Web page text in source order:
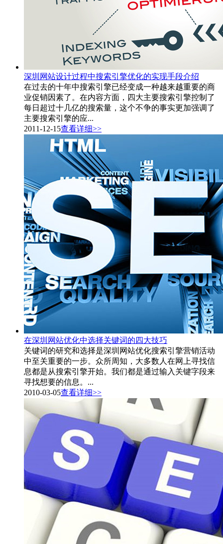
深圳网站设计过程中搜索引擎优化的实现手段介绍
在过去的十年中搜索引擎已经变成一种越来越重要的商
业促销因素了。在内容方面，四大主要搜索引擎控制了
每日超过十几亿的搜索量，这个不争的事实更加强调了
主要搜索引擎的应...
2011-12-15查看详细>>
在深圳网站优化中选择关键词的四大技巧
关键词的研究和选择是深圳网站优化搜索引擎营销活动
中至关重要的一步。众所周知，大多数人在网上寻找信
息都是从搜索引擎开始。我们都是通过输入关键字段来
寻找想要的信息。...
2010-03-05查看详细>>